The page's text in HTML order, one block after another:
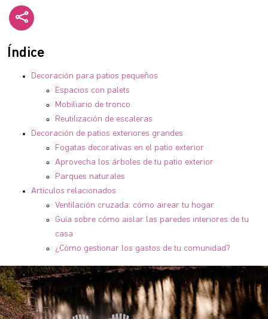
Índice
Decoración para patios pequeños
Espacios con palets
Mobiliario de tronco
Reutilización de escaleras
Decoración de patios exteriores grandes
Fogatas decorativas en el patio exterior
Aprovecha los árboles de tu patio exterior
Parques naturales
Artículos relacionados
Ventilación cruzada: cómo airear tu hogar
Guía sobre cómo aislar las paredes interiores de tu
casa
¿Cómo gestionar los gastos de tu comunidad?